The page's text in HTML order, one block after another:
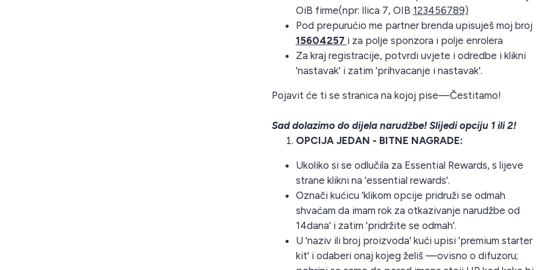
OiB firme(npr: Ilica 7, OIB 123456789)
Pod prepurućio me partner brenda upisuješ moj broj
15604257 i za polje sponzora i polje enrolera
Za kraj registracije, potvrdi uvjete i odredbe i klikni
'nastavak' i zatim 'prihvacanje i nastavak'.
Pojavit će ti se stranica na kojoj pise—Čestitamo!
Sad dolazimo do dijela narudžbe! Slijedi opciju 1 ili 2!
OPCIJA JEDAN - BITNE NAGRADE:
Ukoliko si se odlučila za Essential Rewards, s lijeve
strane klikni na 'essential rewards'.
Označi kućicu 'klikom opcije pridruži se odmah
shvaćam da imam rok za otkazivanje narudžbe od
14dana' i zatim 'pridržite se odmah'.
U 'naziv ili broj proizvoda' kući upisi 'premium starter
kit' i odaberi onaj kojeg želiš —ovisno o difuzoru;